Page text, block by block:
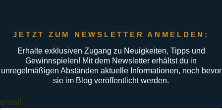
JETZT ZUM NEWSLETTER ANMELDEN:
Erhalte exklusiven Zugang zu Neuigkeiten, Tipps und
Gewinnspielen! Mit dem Newsletter erhältst du in
unregelmäßigen Abständen aktuelle Informationen, noch bevor
sie im Blog veröffentlicht werden.
email